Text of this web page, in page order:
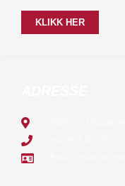
KLIKK HER